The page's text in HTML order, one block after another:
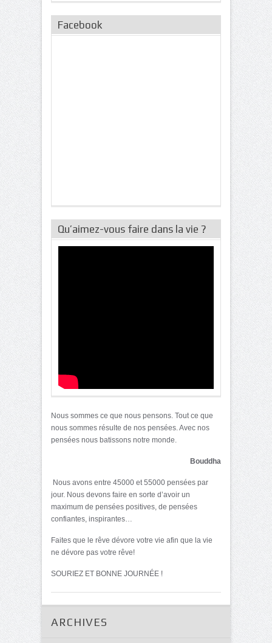
Facebook
Qu’aimez-vous faire dans la vie ?
Nous sommes ce que nous pensons. Tout ce que
nous sommes résulte de nos pensées. Avec nos
pensées nous batissons notre monde.
Bouddha
Nous avons entre 45000 et 55000 pensées par
jour. Nous devons faire en sorte d’avoir un
maximum de pensées positives, de pensées
confiantes, inspirantes…
Faites que le rêve dévore votre vie afin que la vie
ne dévore pas votre rêve!
SOURIEZ ET BONNE JOURNÉE !
ARCHIVES